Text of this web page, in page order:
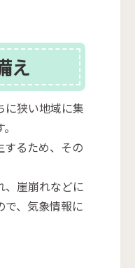
え
に狭い地域に集
するため、その
、崖崩れなどに
で、気象情報に